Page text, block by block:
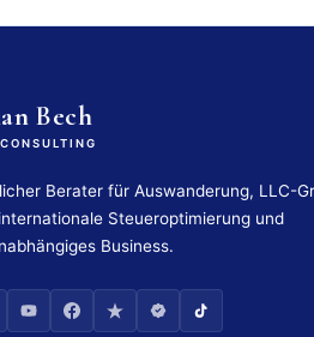
Bech
Berater für Auswanderung, LLC-
Steueroptimierung und
Business.